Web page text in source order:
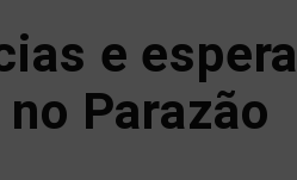
e espera
Parazão